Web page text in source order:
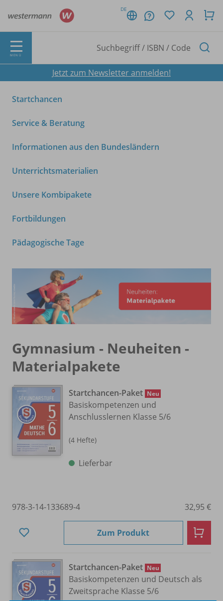
DE
MENÜ
Jetzt zum Newsletter anmelden!
Startchancen
Service & Beratung
Informationen aus den Bundesländern
Unterrichtsmaterialien
Unsere Kombipakete
Fortbildungen
Pädagogische Tage
Gymnasium - Neuheiten -
Materialpakete
Startchancen-Paket Neu
Basiskompetenzen und
Anschlusslernen Klasse 5/6
(4 Hefte)
Lieferbar
978-3-14-133689-4 32,95 €
Zum Produkt
Startchancen-Paket Neu
Basiskompetenzen und Deutsch als
Zweitsprache Klasse 5/6